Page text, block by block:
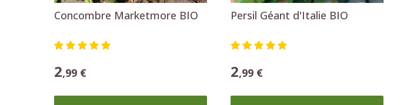
Concombre Marketmore BIO
2,99 €
Persil Géant d'Italie BIO
2,99 €